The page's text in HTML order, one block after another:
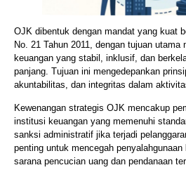
OJK dibentuk dengan mandat yang kuat
No. 21 Tahun 2011, dengan tujuan utama
keuangan yang stabil, inklusif, dan
panjang. Tujuan ini mengedepankan
akuntabilitas, dan integritas dalam
Kewenangan strategis OJK mencakup
institusi keuangan yang memenuhi
sanksi administratif jika terjadi
penting untuk mencegah
sarana pencucian uang dan pendanaan